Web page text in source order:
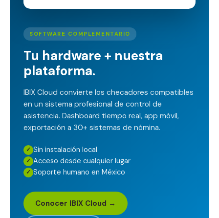
SOFTWARE COMPLEMENTARIO
Tu hardware + nuestra
plataforma.
IBIX Cloud convierte los checadores compatibles
en un sistema profesional de control de
asistencia. Dashboard tiempo real, app móvil,
exportación a 30+ sistemas de nómina.
✓ Sin instalación local
✓ Acceso desde cualquier lugar
✓ Soporte humano en México
Conocer IBIX Cloud →